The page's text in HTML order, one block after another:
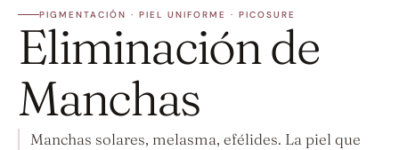
PIGMENTACIÓN · PIEL UNIFORME · PICOSURE
Eliminación de
Manchas
Manchas solares, melasma, efélides. La piel que